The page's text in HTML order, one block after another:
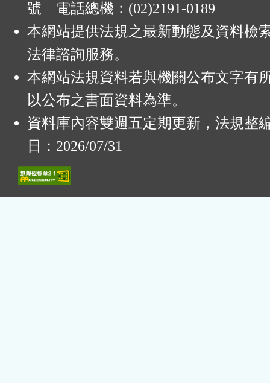
號 電話總機：(02)2191-0189
本網站提供法規之最新動態及資料檢
法律諮詢服務。
本網站法規資料若與機關公布文字有
以公布之書面資料為準。
資料庫內容雙週五定期更新，法規整
日：2026/07/31